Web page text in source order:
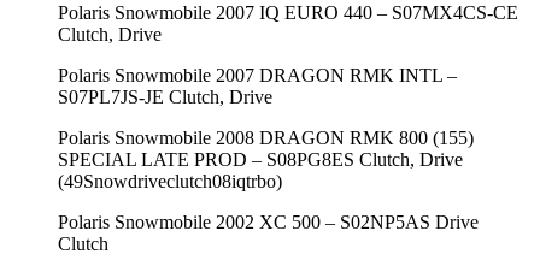
Polaris Snowmobile 2007 IQ EURO 440 – S07MX4CS-CE
Clutch, Drive
Polaris Snowmobile 2007 DRAGON RMK INTL –
S07PL7JS-JE Clutch, Drive
Polaris Snowmobile 2008 DRAGON RMK 800 (155)
SPECIAL LATE PROD – S08PG8ES Clutch, Drive
(49Snowdriveclutch08iqtrbo)
Polaris Snowmobile 2002 XC 500 – S02NP5AS Drive
Clutch